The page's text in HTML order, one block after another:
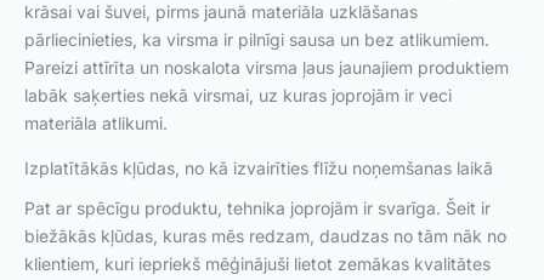
krāsai vai šuvei, pirms jaunā materiāla uzklāšanas
pārliecinieties, ka virsma ir pilnīgi sausa un bez atlikumiem.
Pareizi attīrīta un noskalota virsma ļaus jaunajiem produktiem
labāk saķerties nekā virsmai, uz kuras joprojām ir veci
materiāla atlikumi.
Izplatītākās kļūdas, no kā izvairīties flīžu noņemšanas laikā
Pat ar spēcīgu produktu, tehnika joprojām ir svarīga. Šeit ir
biežākās kļūdas, kuras mēs redzam, daudzas no tām nāk no
klientiem, kuri iepriekš mēģinājuši lietot zemākas kvalitātes